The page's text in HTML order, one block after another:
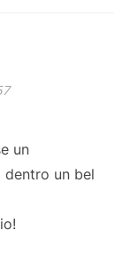
un
dentro un bel